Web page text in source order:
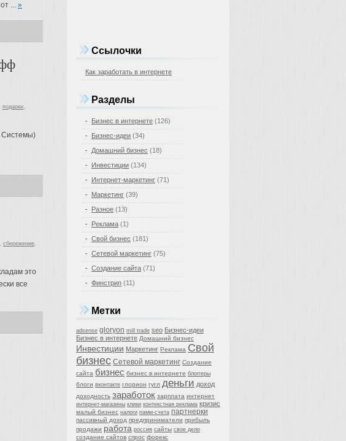
... »
подарки,
Системы)
, сбережение,
это
все
Ссылочки
Как заработать в интернете
Разделы
Бизнес в интернете (126)
Бизнес-идеи (34)
Домашний бизнес (18)
Инвестиции (134)
Интернет-маркетинг (71)
Маркетинг (39)
Разное (13)
Реклама (1)
Свой бизнес (181)
Сетевой маркетинг (75)
Создание сайта (71)
Финстрип (11)
Метки
adsense gloryon mill trade seo Бизнес-идеи
Бизнес в интернете Домашний бизнес
Инвестиции Маркетинг Реклама Свой
бизнес Сетевой маркетинг Создание
сайта бизнес бизнес в интернете блоггеры
блоги вконтакте глорион гугл деньги доход
доходность заработок зарплата интернет
интернет-магазины клики контекстная реклама кризис
малый бизнес налоги памм-счета партнерки
пассивный доход предприниматели прибыль
продажи работа россия сайты свое дело
создание сайтов спрос форекс